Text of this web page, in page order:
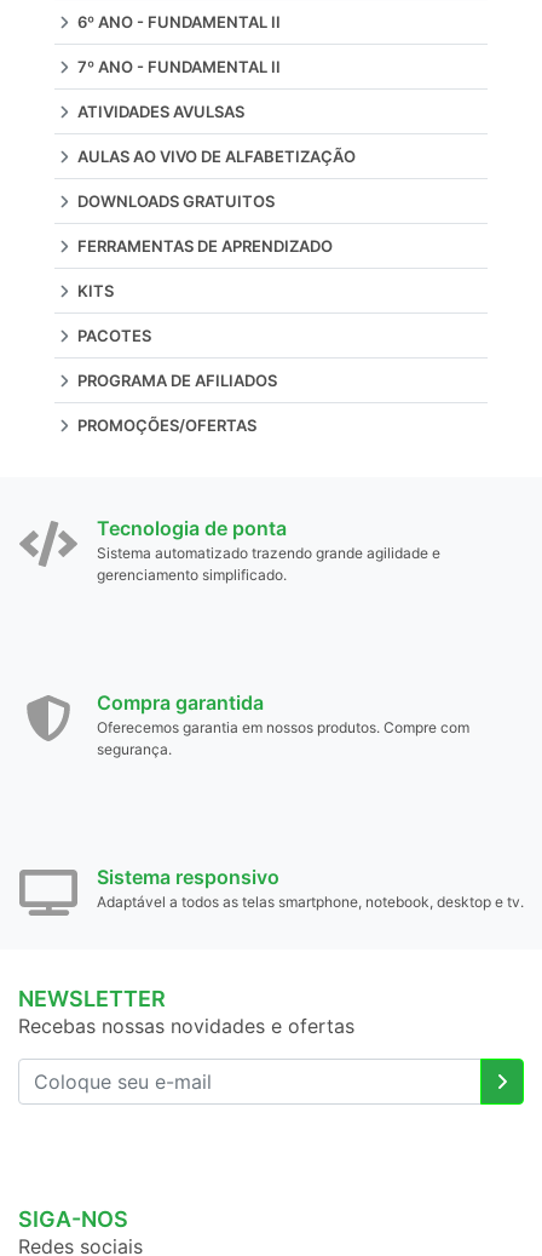
6º ANO - FUNDAMENTAL II
7º ANO - FUNDAMENTAL II
ATIVIDADES AVULSAS
AULAS AO VIVO DE ALFABETIZAÇÃO
DOWNLOADS GRATUITOS
FERRAMENTAS DE APRENDIZADO
KITS
PACOTES
PROGRAMA DE AFILIADOS
PROMOÇÕES/OFERTAS
Tecnologia de ponta
Sistema automatizado trazendo grande agilidade e
gerenciamento simplificado.
Compra garantida
Oferecemos garantia em nossos produtos. Compre com
segurança.
Sistema responsivo
Adaptável a todos as telas smartphone, notebook, desktop e tv.
NEWSLETTER
Recebas nossas novidades e ofertas
SIGA-NOS
Redes sociais